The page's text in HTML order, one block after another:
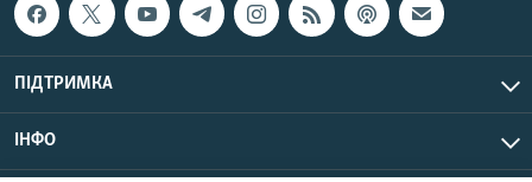
ПІДТРИМКА
ІНФО